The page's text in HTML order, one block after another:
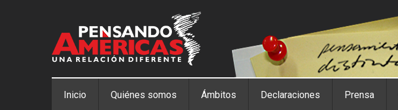
Inicio Quiénes somos Ámbitos Declaraciones Prensa